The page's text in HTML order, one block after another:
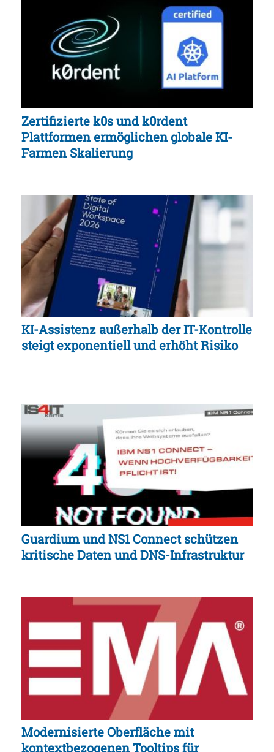
Zertifizierte k0s und k0rdent
Plattformen ermöglichen globale KI-
Farmen Skalierung
KI-Assistenz außerhalb der IT-Kontrolle
steigt exponentiell und erhöht Risiko
Guardium und NS1 Connect schützen
kritische Daten und DNS-Infrastruktur
Modernisierte Oberfläche mit
kontextbezogenen Tooltips für